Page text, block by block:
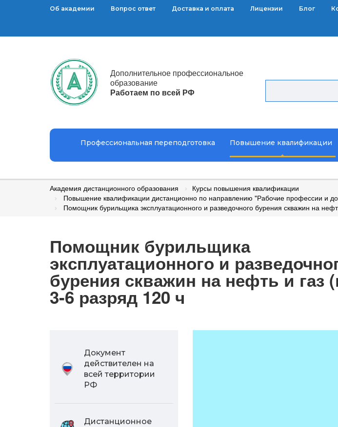
Блог
Лицензии
Доставка и оплата
Вопрос ответ
Об академии
Дополнительное профессиональное
образование
Работаем по всей РФ
Профессиональная переподготовка Повышение квалификации
Академия дистанционного образования
Курсы повышения квалификации
Повышение квалификации дистанционно по направлению "Рабочие профессии и
Помощник бурильщика эксплуатационного и разведочного бурения скважин на
Помощник бурильщика
эксплуатационного и
бурения скважин на нефть и газ
3-6 разряд 120 ч
Документ
действителен на
всей территории
РФ
Дистанционное